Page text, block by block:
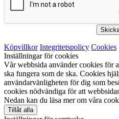
Köpvillkor Integritetspolicy Cookies
Inställningar för cookies
Vår webbsida använder cookies för
ska fungera som de ska. Cookies
användarvänligheten för dig som
cookies nödvändiga för att
Nedan kan du läsa mer om våra
Tillåt alla